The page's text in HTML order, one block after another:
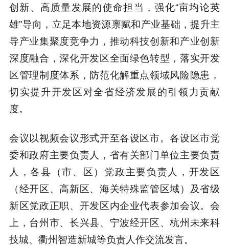
创新、高质量发展的使命担当，强化“亩均论英
雄”导向，立足本地资源禀赋和产业基础，提升主
导产业集聚度竞争力，推动科技创新和产业创新
深度融合，深化开发区全面绿色转型，落实开发
区管理制度体系，防范化解重点领域风险隐患，
切实提升开发区对全省经济发展的引领力贡献
度。
会议以视频会议形式开至各设区市。各设区市党
委和政府主要负责人，省有关部门单位主要负责
人，各县（市、区）党政主要负责人，开发区
（经开区、高新区、海关特殊监管区域）及省级
新区党政正职、开发区内企业代表参加会议。会
上，台州市、长兴县、宁波经开区、杭州未来科
技城、衢州智造新城等负责人作交流发言。